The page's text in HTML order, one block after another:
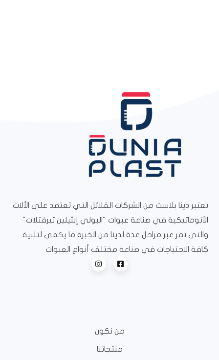
تعتبر دينا بلاست من الشركات القلائل التي تعتمد على الألات
الأتوماتيكية في صناعة عبوات "البولي إيثيلين تيرفتلات"
والتي تمر عبر مراحل عدة لدينا من الخبرة ما يكفي لتلبية
كافة الاحتياجات في صناعة مختلف أنواع العبوات
من نكون
منتجاتنا